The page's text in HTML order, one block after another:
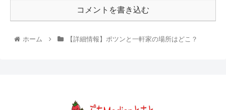
コメントを書き込む
ホーム 【詳細情報】ポツンと一軒家の場所はどこ？